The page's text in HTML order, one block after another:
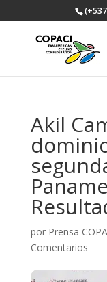
Akil
por Prensa
Comentarios